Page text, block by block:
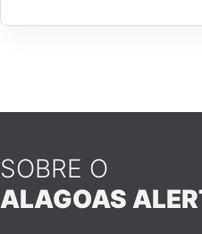
SOBRE O
ALAGOAS